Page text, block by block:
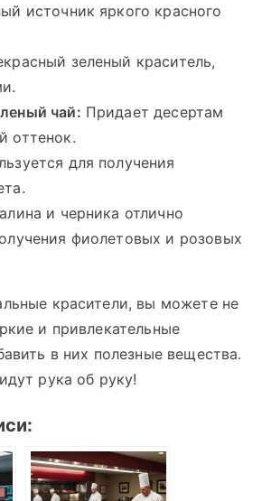
источник яркого красного
зеленый краситель,
чай: Придает десертам
оттенок.
для получения
и черника отлично
фиолетовых и розовых
красители, вы можете не
и привлекательные
в них полезные вещества.
рука об руку!